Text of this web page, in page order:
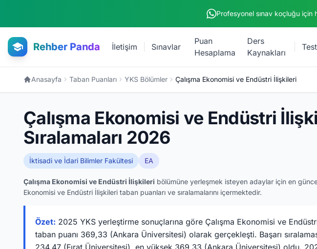
Profesyonel sınav koçluğu için
Rehber Panda İletişim Sınavlar
Puan
Hesaplama
Ders
Kaynakları
Anasayfa Taban Puanları YKS Bölümler Çalışma Ekonomisi ve Endüstri İlişkileri
Çalışma Ekonomisi ve Endüstri
Sıralamaları 2026
İktisadi ve İdari Bilimler Fakültesi EA
Çalışma Ekonomisi ve Endüstri İlişkileri bölümüne yerleşmek isteyen adaylar için en
Ekonomisi ve Endüstri İlişkileri taban puanları ve sıralamalarını içermektedir.
Özet: 2025 YKS yerleştirme sonuçlarına göre Çalışma Ekonomisi ve
taban puanı 369,33 (Ankara Üniversitesi) olarak gerçekleşti. Başarı
234,47 (Fırat Üniversitesi), en yüksek 369,33 (Ankara Üniversitesi) oldu.